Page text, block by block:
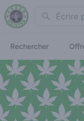
Search
Rechercher